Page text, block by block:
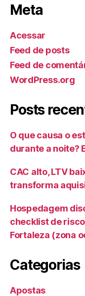
Meta
Acessar
Feed de posts
Feed de
WordPress.org
Posts
O que causa o
durante a noite?
CAC alto, LTV
transforma
Hospedagem
checklist de
Fortaleza (zona
Categorias
Apostas